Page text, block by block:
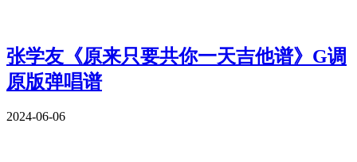
张学友《原来只要共你一天吉他谱》G调
原版弹唱谱
2024-06-06